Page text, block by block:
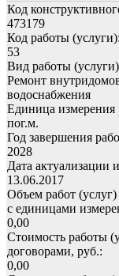
Код
473179
Код работы (услуги):
53
Вид работы
Ремонт
водоснабжения
Единица измерения
пог.м.
Год завершения
2028
Дата актуализации
13.06.2017
Объем работ
с единицами
0,00
Стоимость работы
договорами, руб.:
0,00